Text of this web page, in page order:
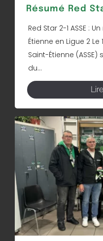
Résumé Red
Red Star 2-1 ASSE :
Étienne en Ligue 2 Le
Saint-Étienne
du...